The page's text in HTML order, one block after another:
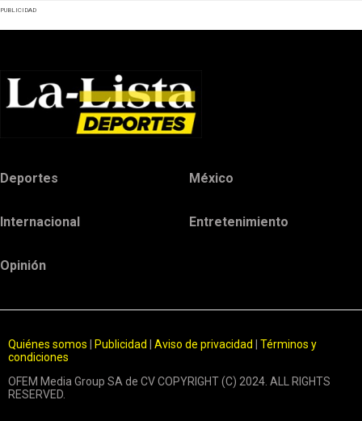
PUBLICIDAD
Deportes México
Internacional Entretenimiento
Opinión
Quiénes somos Publicidad Aviso de privacidad
Términos y
condiciones
OFEM Media Group SA de CV COPYRIGHT (C) 2024. ALL RIGHTS
RESERVED.